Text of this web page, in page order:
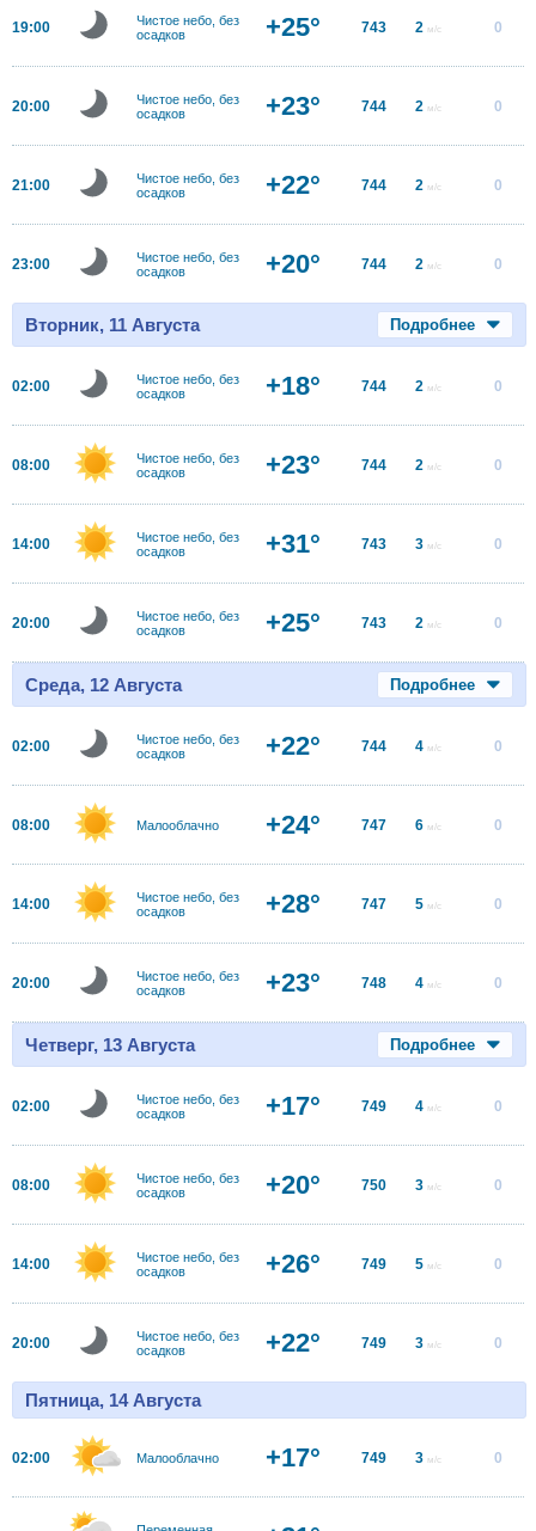
19:00
Чистое небо, без
осадков
+25° 743 2 м/с 0
20:00
Чистое небо, без
осадков
+23° 744 2 м/с 0
21:00
Чистое небо, без
осадков
+22° 744 2 м/с 0
23:00
Чистое небо, без
осадков
+20° 744 2 м/с 0
Вторник, 11 Августа Подробнее
02:00
Чистое небо, без
осадков
+18° 744 2 м/с 0
08:00
Чистое небо, без
осадков
+23° 744 2 м/с 0
14:00
Чистое небо, без
осадков
+31° 743 3 м/с 0
20:00
Чистое небо, без
осадков
+25° 743 2 м/с 0
Среда, 12 Августа Подробнее
02:00
Чистое небо, без
осадков
+22° 744 4 м/с 0
08:00 Малооблачно +24° 747 6 м/с 0
14:00
Чистое небо, без
осадков
+28° 747 5 м/с 0
20:00
Чистое небо, без
осадков
+23° 748 4 м/с 0
Четверг, 13 Августа Подробнее
02:00
Чистое небо, без
осадков
+17° 749 4 м/с 0
08:00
Чистое небо, без
осадков
+20° 750 3 м/с 0
14:00
Чистое небо, без
осадков
+26° 749 5 м/с 0
20:00
Чистое небо, без
осадков
+22° 749 3 м/с 0
Пятница, 14 Августа
02:00 Малооблачно +17° 749 3 м/с 0